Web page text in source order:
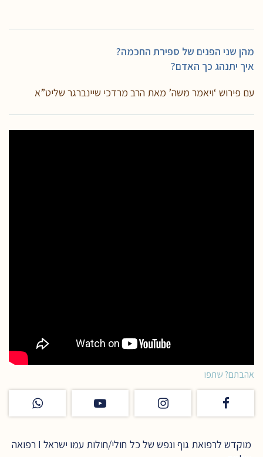
מהן שני הפנים של ספירת החכמה?
איך יתנהג כך האדם?
עם פירוש ‘ויאמר משה’ מאת הרב מרדכי שיינברגר שליט”א
אהבתם? שתפו
מוקדש לרפואת גוף ונפש של כל חולי/חולות עמו ישראל I רפואה